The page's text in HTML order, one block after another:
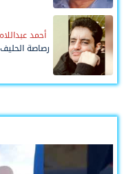
أحمد عبداللاه
رصاصة